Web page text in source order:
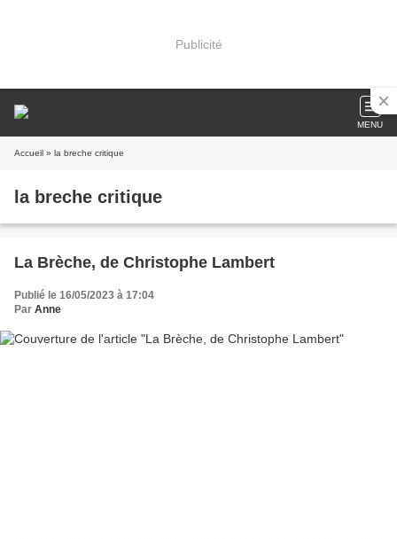
Publicité
MENU
Accueil » la breche critique
la breche critique
La Brèche, de Christophe Lambert
Publié le 16/05/2023 à 17:04
Par Anne